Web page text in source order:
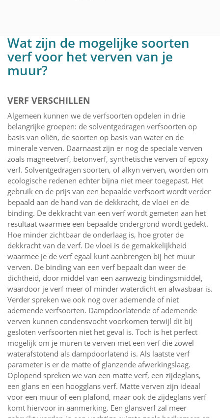
Wat zijn de mogelijke soorten
verf voor het verven van je
muur?
VERF VERSCHILLEN
Algemeen kunnen we de verfsoorten opdelen in drie
belangrijke groepen: de solventgedragen verfsoorten op
basis van oliën, de soorten op basis van water en de
minerale verven. Daarnaast zijn er nog de speciale verven
zoals magneetverf, betonverf, synthetische verven of epoxy
verf. Solventgedragen soorten, of alkyn verven, worden om
ecologische redenen echter bijna niet meer toegepast. Het
gebruik en de prijs van een bepaalde verfsoort wordt verder
bepaald aan de hand van de dekkracht, de vloei en de
binding. De dekkracht van een verf wordt gemeten aan het
resultaat waarmee een bepaalde ondergrond wordt gedekt.
Hoe minder zichtbaar de onderlaag is, hoe groter de
dekkracht van de verf. De vloei is de gemakkelijkheid
waarmee je de verf egaal kunt aanbrengen bij het muur
verven. De binding van een verf bepaalt dan weer de
dichtheid, door middel van een aanwezig bindingsmiddel,
waardoor je verf meer of minder waterdicht en afwasbaar is.
Verder spreken we ook nog over ademende of niet
ademende verfsoorten. Dampdoorlatende of ademende
verven kunnen condensvocht voorkomen terwijl dit bij
gesloten verfsoorten niet het geval is. Toch is het perfect
mogelijk om je muren te verven met een verf die zowel
waterafstotend als dampdoorlatend is. Als laatste verf
parameter is er de matte of glanzende afwerkingslaag.
Oplopend spreken we van een matte verf, een zijdeglans,
een glans en een hoogglans verf. Matte verven zijn ideaal
voor een muur of een plafond, maar ook de zijdeglans verf
komt hiervoor in aanmerking. Een glansverf zal meer